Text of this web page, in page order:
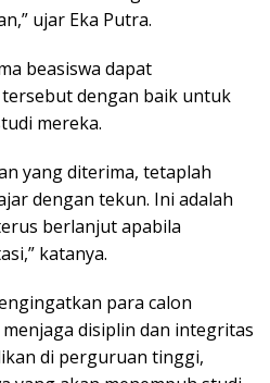
ujar Eka Putra.
beasiswa dapat
dengan baik untuk
mereka.
yang diterima, tetaplah
dengan tekun. Ini adalah
berlanjut apabila
katanya.
para calon
disiplin dan integritas
di perguruan tinggi,